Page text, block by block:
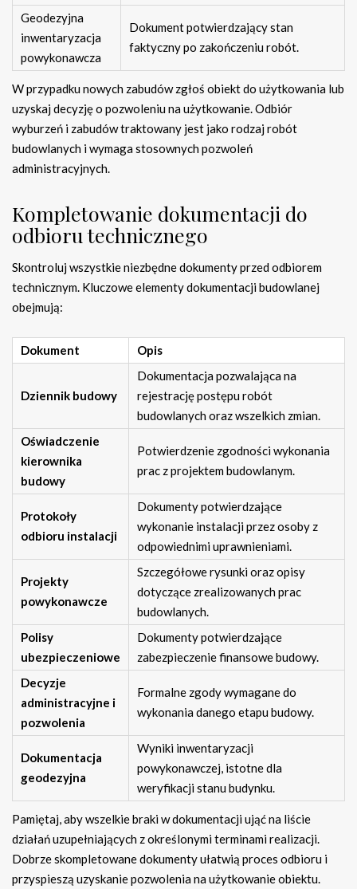
Geodezyjna
inwentaryzacja
powykonawcza
Dokument potwierdzający stan
faktyczny po zakończeniu robót.
W przypadku nowych zabudów zgłoś obiekt do użytkowania lub
uzyskaj decyzję o pozwoleniu na użytkowanie. Odbiór
wyburzeń i zabudów traktowany jest jako rodzaj robót
budowlanych i wymaga stosownych pozwoleń
administracyjnych.
Kompletowanie dokumentacji do
odbioru technicznego
Skontroluj wszystkie niezbędne dokumenty przed odbiorem
technicznym. Kluczowe elementy dokumentacji budowlanej
obejmują:
Dokument Opis
Dziennik budowy
Dokumentacja pozwalająca na
rejestrację postępu robót
budowlanych oraz wszelkich zmian.
Oświadczenie
kierownika
budowy
Potwierdzenie zgodności wykonania
prac z projektem budowlanym.
Protokoły
odbioru instalacji
Dokumenty potwierdzające
wykonanie instalacji przez osoby z
odpowiednimi uprawnieniami.
Projekty
powykonawcze
Szczegółowe rysunki oraz opisy
dotyczące zrealizowanych prac
budowlanych.
Polisy
ubezpieczeniowe
Dokumenty potwierdzające
zabezpieczenie finansowe budowy.
Decyzje
administracyjne i
pozwolenia
Formalne zgody wymagane do
wykonania danego etapu budowy.
Dokumentacja
geodezyjna
Wyniki inwentaryzacji
powykonawczej, istotne dla
weryfikacji stanu budynku.
Pamiętaj, aby wszelkie braki w dokumentacji ująć na liście
działań uzupełniających z określonymi terminami realizacji.
Dobrze skompletowane dokumenty ułatwią proces odbioru i
przyspieszą uzyskanie pozwolenia na użytkowanie obiektu.